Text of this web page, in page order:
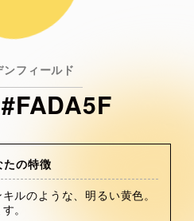
ンフィールド
#FADA5F
たの特徴
ルのような、明るい黄色。
。